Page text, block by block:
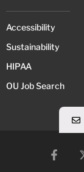
Accessibility
Sustainability
HIPAA
OU Job Search